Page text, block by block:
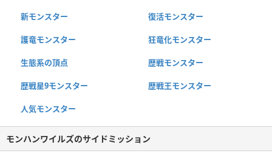
新モンスター 復活モンスター
護竜モンスター 狂竜化モンスター
生態系の頂点 歴戦モンスター
歴戦星9モンスター 歴戦王モンスター
人気モンスター
モンハンワイルズのサイドミッション